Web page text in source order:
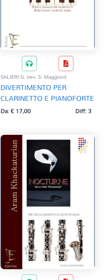
SALIERI G. (rev. S. Maggioni)
DIVERTIMENTO PER
CLARINETTO E PIANOFORTE
Da:€17,00 Diff: 3